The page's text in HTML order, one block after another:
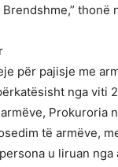
thonë
për pajisje me
nga viti
Prokuroria
të armëve,
u liruan nga